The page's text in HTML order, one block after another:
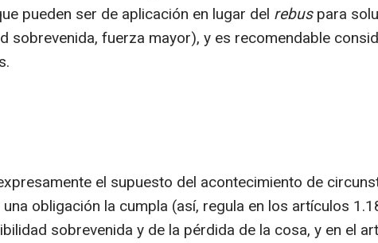
pueden ser de aplicación en lugar del rebuspara
sobrevenida, fuerza mayor), y es recomendable
el supuesto del acontecimiento de
obligación la cumpla (así, regula en los artículos
sobrevenida y de la pérdida de la cosa, y en el